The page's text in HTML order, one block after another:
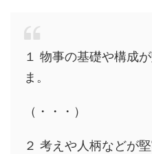
１ 物事の基礎や構成
ま。
（・・・）
２ 考えや人柄などが